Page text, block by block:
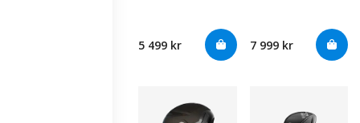
5 499 kr 7 999 kr